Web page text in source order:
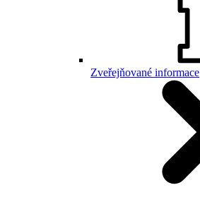
Zveřejňované informace